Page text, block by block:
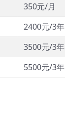
350元/月
2400元/3年
3500元/3年
5500元/3年